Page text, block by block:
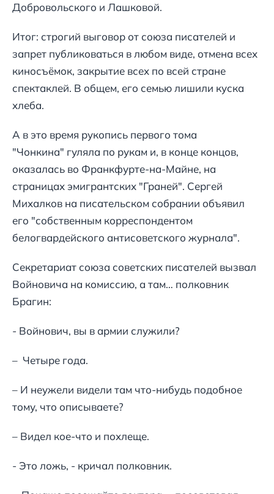
Добровольского и Лашковой.
Итог: строгий выговор от союза писателей и
запрет публиковаться в любом виде, отмена всех
киносъёмок, закрытие всех по всей стране
спектаклей. В общем, его семью лишили куска
хлеба.
А в это время рукопись первого тома
"Чонкина" гуляла по рукам и, в конце концов,
оказалась во Франкфурте-на-Майне, на
страницах эмигрантских "Граней". Сергей
Михалков на писательском собрании объявил
его "собственным корреспондентом
белогвардейского антисоветского журнала".
Секретариат союза советских писателей вызвал
Войновича на комиссию, а там… полковник
Брагин:
- Войнович, вы в армии служили?
– Четыре года.
– И неужели видели там что-нибудь подобное
тому, что описываете?
– Видел кое-что и похлеще.
- Это ложь, - кричал полковник.